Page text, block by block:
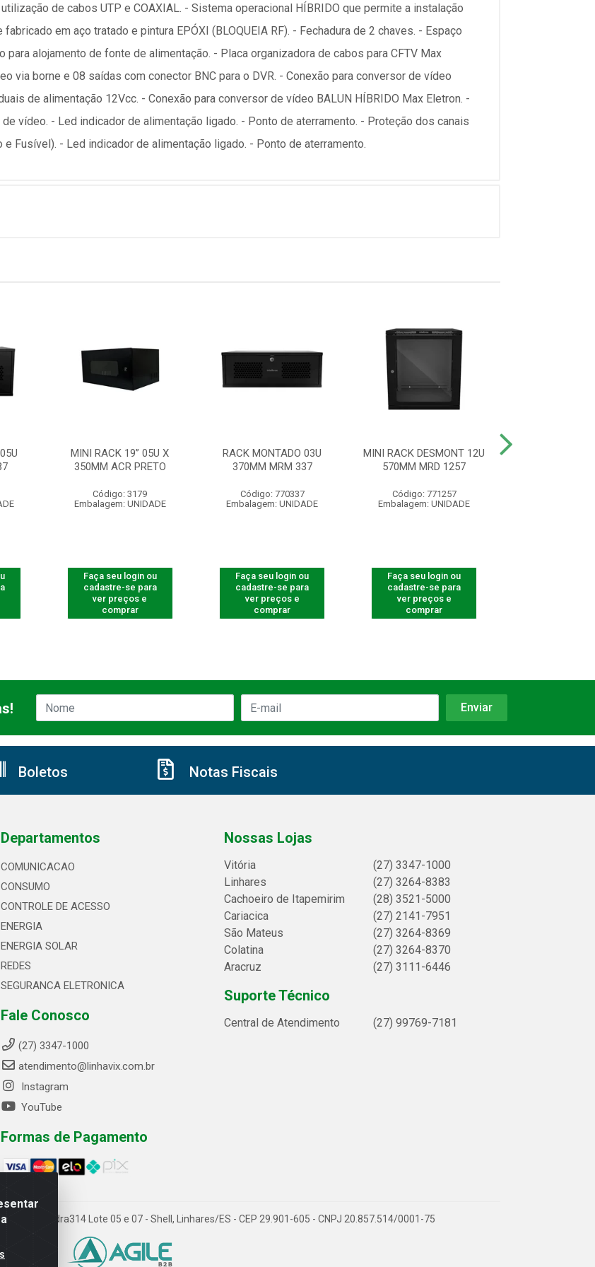
de cabos UTP e COAXIAL. - Sistema operacional HÍBRIDO que permite a instalação
em aço tratado e pintura EPÓXI (BLOQUEIA RF). - Fechadura de 2 chaves. - Espaço
para alojamento de fonte de alimentação. - Placa organizadora de cabos para CFTV Max
via borne e 08 saídas com conector BNC para o DVR. - Conexão para conversor de vídeo
de alimentação 12Vcc. - Conexão para conversor de vídeo BALUN HÍBRIDO Max Eletron. -
vídeo. - Led indicador de alimentação ligado. - Ponto de aterramento. - Proteção dos canais
Fusível). - Led indicador de alimentação ligado. - Ponto de aterramento.
MINI RACK 19” 05U X
350MM ACR PRETO
Código: 3179
Embalagem: UNIDADE
Faça seu login ou
cadastre-se para
ver preços e
comprar
RACK MONTADO 03U
370MM MRM 337
Código: 770337
Embalagem: UNIDADE
Faça seu login ou
cadastre-se para
ver preços e
comprar
MINI RACK DESMONT 12U
570MM MRD 1257
Código: 771257
Embalagem: UNIDADE
Faça seu login ou
cadastre-se para
ver preços e
comprar
Boletos Notas Fiscais
Departamentos
COMUNICACAO
CONSUMO
CONTROLE DE ACESSO
ENERGIA
ENERGIA SOLAR
REDES
SEGURANCA ELETRONICA
Fale Conosco
(27) 3347-1000
atendimento@linhavix.com.br
Instagram
YouTube
Formas de Pagamento
Nossas Lojas
Vitória
(27) 3347-1000
Linhares
(27) 3264-8383
Cachoeiro de Itapemirim
(28) 3521-5000
Cariacica
(27) 2141-7951
São Mateus
(27) 3264-8369
Colatina
(27) 3264-8370
Aracruz
(27) 3111-6446
Suporte Técnico
Central de Atendimento (27) 99769-7181
2521 - Quadra314 Lote 05 e 07 - Shell, Linhares/ES - CEP 29.901-605 - CNPJ 20.857.514/0001-75